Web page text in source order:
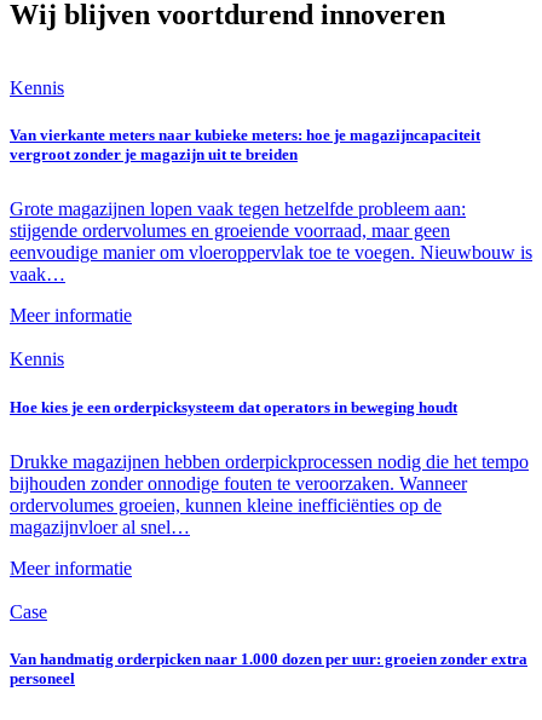
Wij blijven voortdurend innoveren
Kennis
Van vierkante meters naar kubieke meters: hoe je magazijncapaciteit
vergroot zonder je magazijn uit te breiden
Grote magazijnen lopen vaak tegen hetzelfde probleem aan:
stijgende ordervolumes en groeiende voorraad, maar geen
eenvoudige manier om vloeroppervlak toe te voegen. Nieuwbouw is
vaak…
Meer informatie
Kennis
Hoe kies je een orderpicksysteem dat operators in beweging houdt
Drukke magazijnen hebben orderpickprocessen nodig die het tempo
bijhouden zonder onnodige fouten te veroorzaken. Wanneer
ordervolumes groeien, kunnen kleine inefficiënties op de
magazijnvloer al snel…
Meer informatie
Case
Van handmatig orderpicken naar 1.000 dozen per uur: groeien zonder extra
personeel